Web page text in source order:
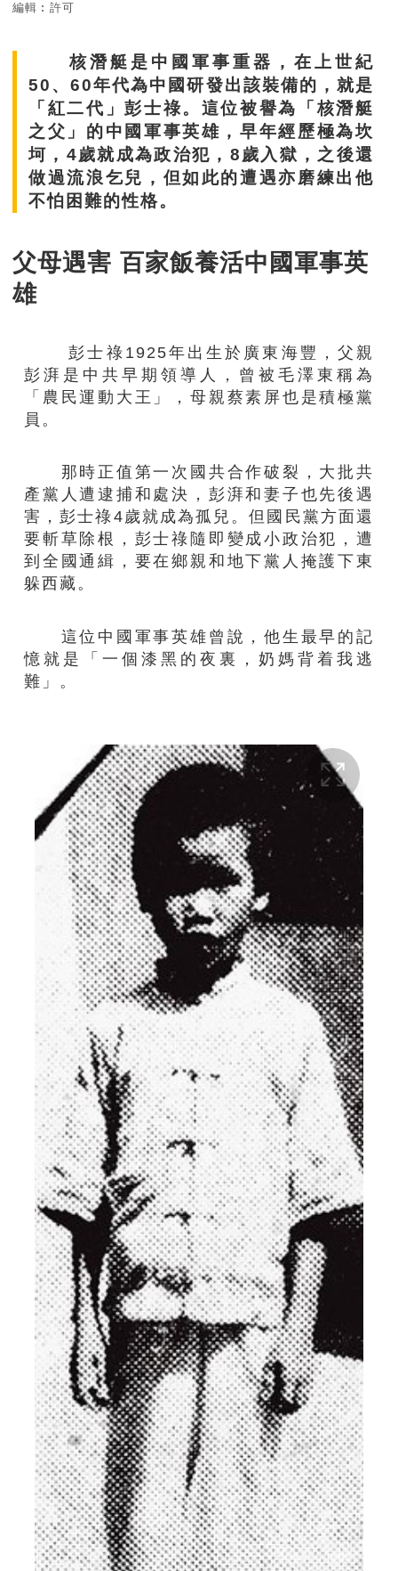
編輯︰許可
核潛艇是中國軍事重器，在上世紀
50、60年代為中國研發出該裝備的，就是
「紅二代」彭士祿。這位被譽為「核潛艇
之父」的中國軍事英雄，早年經歷極為坎
坷，4歲就成為政治犯，8歲入獄，之後還
做過流浪乞兒，但如此的遭遇亦磨練出他
不怕困難的性格。
父母遇害 百家飯養活中國軍事英
雄
彭士祿1925年出生於廣東海豐，父親
彭湃是中共早期領導人，曾被毛澤東稱為
「農民運動大王」，母親蔡素屏也是積極黨
員。
那時正值第一次國共合作破裂，大批共
產黨人遭逮捕和處決，彭湃和妻子也先後遇
害，彭士祿4歲就成為孤兒。但國民黨方面還
要斬草除根，彭士祿隨即變成小政治犯，遭
到全國通緝，要在鄉親和地下黨人掩護下東
躲西藏。
這位中國軍事英雄曾說，他生最早的記
憶就是「一個漆黑的夜裏，奶媽背着我逃
難」。